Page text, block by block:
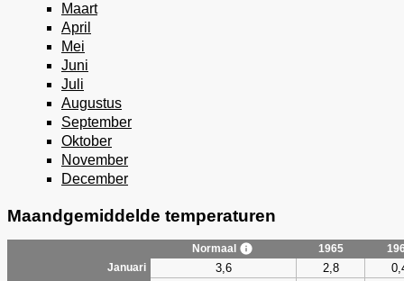
Maart
April
Mei
Juni
Juli
Augustus
September
Oktober
November
December
Maandgemiddelde temperaturen
Normaal 1965
Januari
3,6 2,8